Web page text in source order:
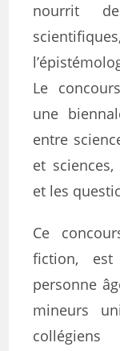
nourrit
Le
une
entre
et
et les
Ce
fiction,
personne
mineurs